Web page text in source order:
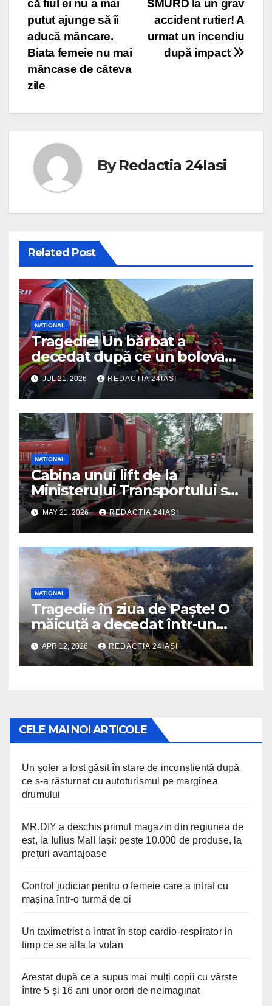
SMURD la un grav
accident rutier! A
urmat un incendiu
după impact
că fiul ei nu a mai
putut ajunge să îi
aducă mâncare.
Biata femeie nu mai
mâncase de câteva
zile
ByRedactia 24Iasi
Related Post
NATIONAL
Tragedie! Un bărbat a
decedat după ce un bolovan
a căzut peste mașina în care
se afla
JUL 21, 2026 REDACTIA 24IASI
NATIONAL
Cabina unui lift de la
Ministerului Transportului s-a
prăbușit! Înăuntru erau mai
multe persoane
MAY 21, 2026 REDACTIA 24IASI
NATIONAL
Tragedie în ziua de Paște! O
măicuță a decedat într-un
incendiu izbucnit la
mănăstire
APR 12, 2026 REDACTIA 24IASI
CELE MAI NOI ARTICOLE
Un șofer a fost găsit în stare de inconștiență după
ce s-a răsturnat cu autoturismul pe marginea
drumului
MR.DIY a deschis primul magazin din regiunea de
est, la Iulius Mall Iași: peste 10.000 de produse, la
prețuri avantajoase
Control judiciar pentru o femeie care a intrat cu
mașina într-o turmă de oi
Un taximetrist a intrat în stop cardio-respirator in
timp ce se afla la volan
Arestat după ce a supus mai mulți copii cu vârste
între 5 și 16 ani unor orori de neimaginat